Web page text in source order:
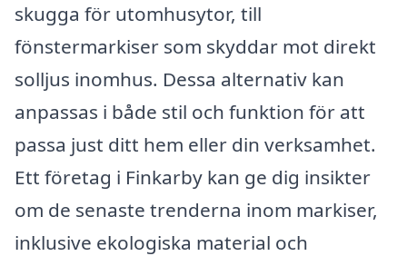
skugga för utomhusytor, till
fönstermarkiser som skyddar mot direkt
solljus inomhus. Dessa alternativ kan
anpassas i både stil och funktion för att
passa just ditt hem eller din verksamhet.
Ett företag i Finkarby kan ge dig insikter
om de senaste trenderna inom markiser,
inklusive ekologiska material och